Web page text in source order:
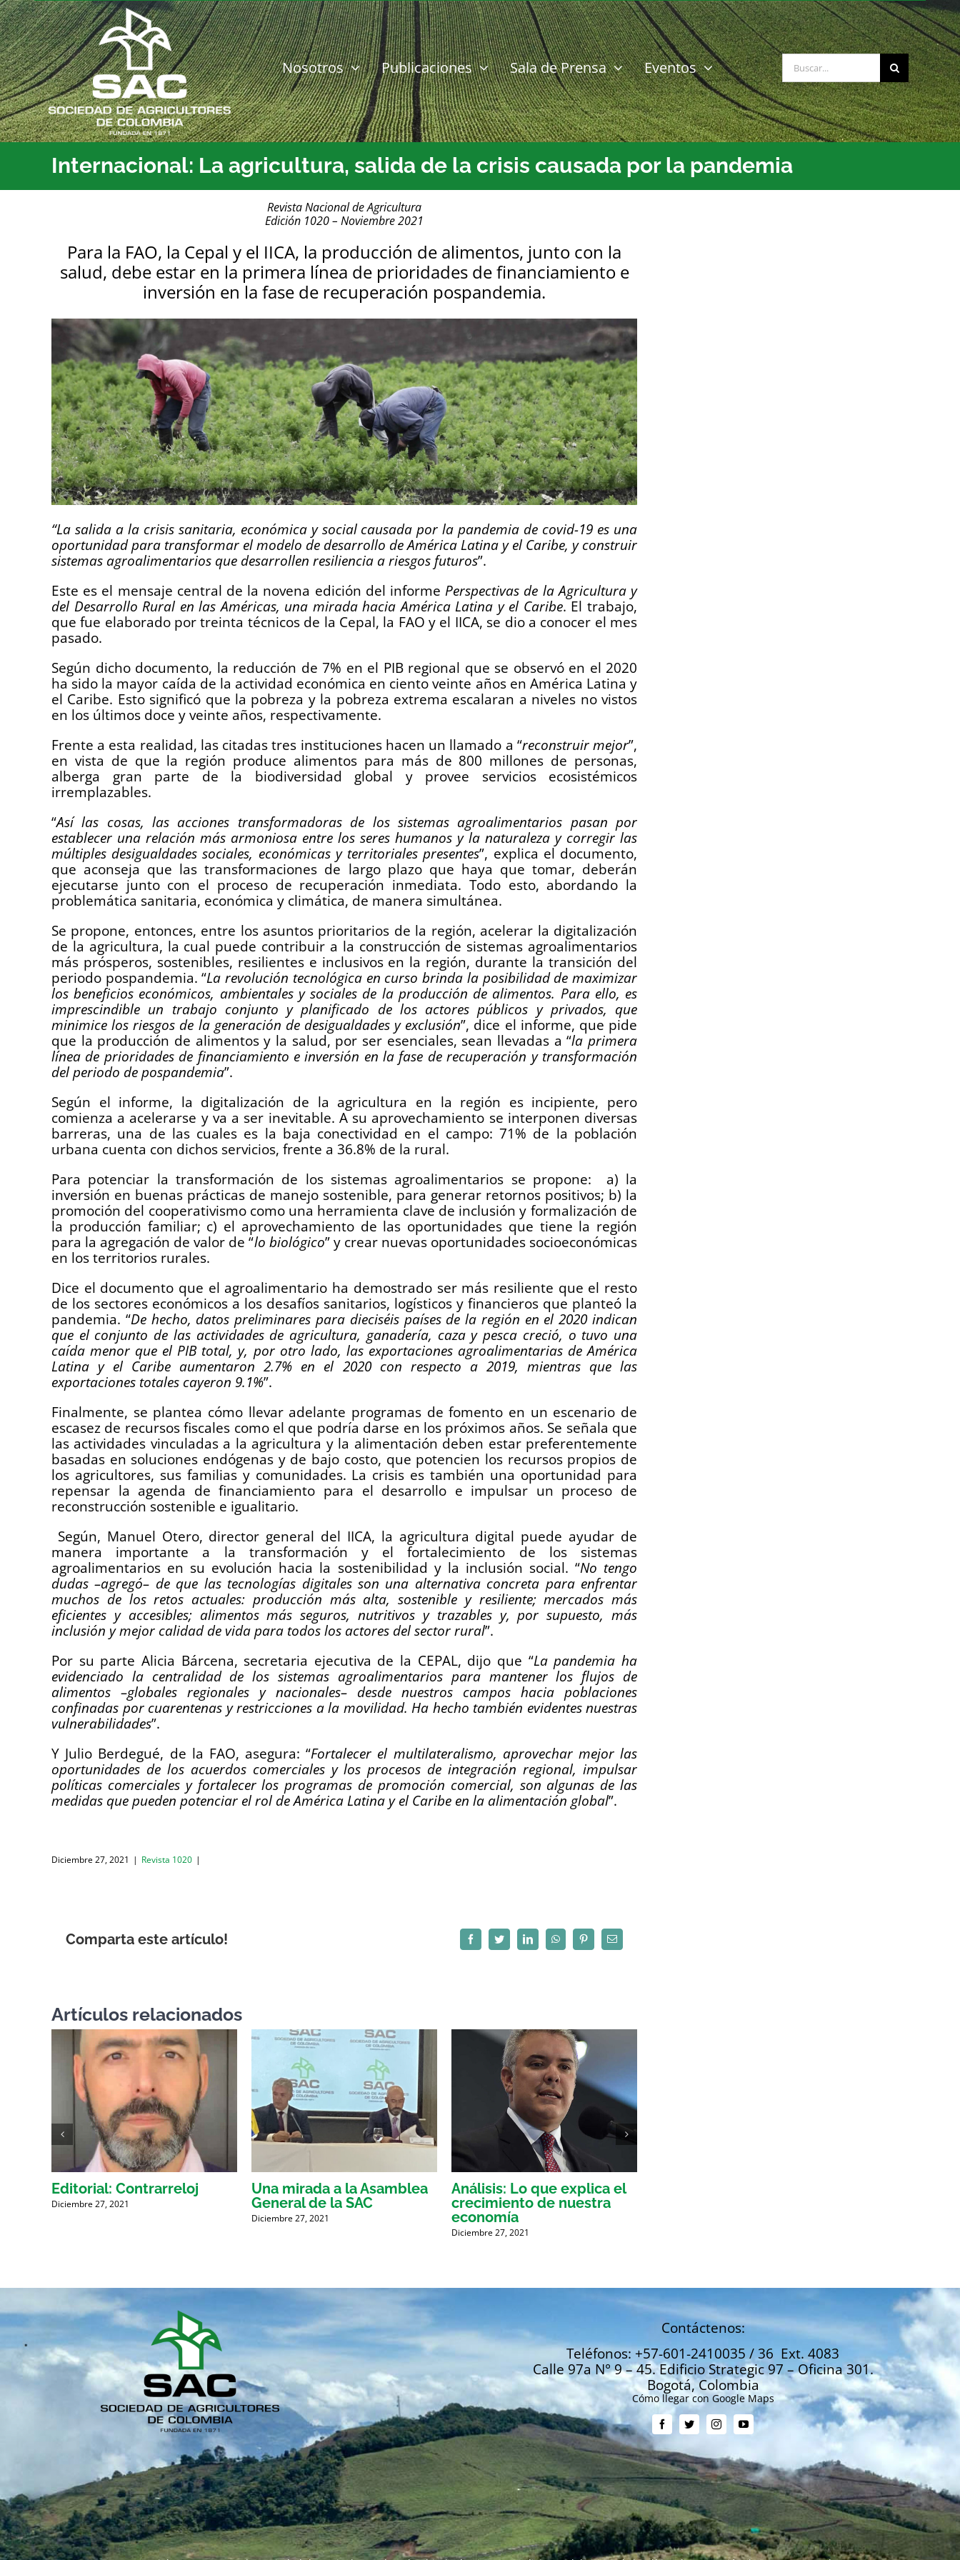
Saltar
al
contenido
Nosotros Publicaciones Sala de Prensa Eventos Buscar:
Internacional: La agricultura, salida de la crisis causada por la pandemia
Revista Nacional de Agricultura
Edición 1020 – Noviembre 2021
Para la FAO, la Cepal y el IICA, la producción de alimentos, junto con la
salud, debe estar en la primera línea de prioridades de financiamiento e
inversión en la fase de recuperación pospandemia.
“La salida a la crisis sanitaria, económica y social causada por la pandemia de covid-19 es una
oportunidad para transformar el modelo de desarrollo de América Latina y el Caribe, y construir
sistemas agroalimentarios que desarrollen resiliencia a riesgos futuros”.
Este es el mensaje central de la novena edición del informe Perspectivas de la Agricultura y
del Desarrollo Rural en las Américas, una mirada hacia América Latina y el Caribe. El trabajo,
que fue elaborado por treinta técnicos de la Cepal, la FAO y el IICA, se dio a conocer el mes
pasado.
Según dicho documento, la reducción de 7% en el PIB regional que se observó en el 2020
ha sido la mayor caída de la actividad económica en ciento veinte años en América Latina y
el Caribe. Esto significó que la pobreza y la pobreza extrema escalaran a niveles no vistos
en los últimos doce y veinte años, respectivamente.
Frente a esta realidad, las citadas tres instituciones hacen un llamado a “reconstruir mejor”,
en vista de que la región produce alimentos para más de 800 millones de personas,
alberga gran parte de la biodiversidad global y provee servicios ecosistémicos
irremplazables.
“Así las cosas, las acciones transformadoras de los sistemas agroalimentarios pasan por
establecer una relación más armoniosa entre los seres humanos y la naturaleza y corregir las
múltiples desigualdades sociales, económicas y territoriales presentes”, explica el documento,
que aconseja que las transformaciones de largo plazo que haya que tomar, deberán
ejecutarse junto con el proceso de recuperación inmediata. Todo esto, abordando la
problemática sanitaria, económica y climática, de manera simultánea.
Se propone, entonces, entre los asuntos prioritarios de la región, acelerar la digitalización
de la agricultura, la cual puede contribuir a la construcción de sistemas agroalimentarios
más prósperos, sostenibles, resilientes e inclusivos en la región, durante la transición del
periodo pospandemia. “La revolución tecnológica en curso brinda la posibilidad de maximizar
los beneficios económicos, ambientales y sociales de la producción de alimentos. Para ello, es
imprescindible un trabajo conjunto y planificado de los actores públicos y privados, que
minimice los riesgos de la generación de desigualdades y exclusión”, dice el informe, que pide
que la producción de alimentos y la salud, por ser esenciales, sean llevadas a “la primera
línea de prioridades de financiamiento e inversión en la fase de recuperación y transformación
del periodo de pospandemia”.
Según el informe, la digitalización de la agricultura en la región es incipiente, pero
comienza a acelerarse y va a ser inevitable. A su aprovechamiento se interponen diversas
barreras, una de las cuales es la baja conectividad en el campo: 71% de la población
urbana cuenta con dichos servicios, frente a 36.8% de la rural.
Para potenciar la transformación de los sistemas agroalimentarios se propone: a) la
inversión en buenas prácticas de manejo sostenible, para generar retornos positivos; b) la
promoción del cooperativismo como una herramienta clave de inclusión y formalización de
la producción familiar; c) el aprovechamiento de las oportunidades que tiene la región
para la agregación de valor de “lo biológico” y crear nuevas oportunidades socioeconómicas
en los territorios rurales.
Dice el documento que el agroalimentario ha demostrado ser más resiliente que el resto
de los sectores económicos a los desafíos sanitarios, logísticos y financieros que planteó la
pandemia. “De hecho, datos preliminares para dieciséis países de la región en el 2020 indican
que el conjunto de las actividades de agricultura, ganadería, caza y pesca creció, o tuvo una
caída menor que el PIB total, y, por otro lado, las exportaciones agroalimentarias de América
Latina y el Caribe aumentaron 2.7% en el 2020 con respecto a 2019, mientras que las
exportaciones totales cayeron 9.1%”.
Finalmente, se plantea cómo llevar adelante programas de fomento en un escenario de
escasez de recursos fiscales como el que podría darse en los próximos años. Se señala que
las actividades vinculadas a la agricultura y la alimentación deben estar preferentemente
basadas en soluciones endógenas y de bajo costo, que potencien los recursos propios de
los agricultores, sus familias y comunidades. La crisis es también una oportunidad para
repensar la agenda de financiamiento para el desarrollo e impulsar un proceso de
reconstrucción sostenible e igualitario.
Según, Manuel Otero, director general del IICA, la agricultura digital puede ayudar de
manera importante a la transformación y el fortalecimiento de los sistemas
agroalimentarios en su evolución hacia la sostenibilidad y la inclusión social. “No tengo
dudas –agregó– de que las tecnologías digitales son una alternativa concreta para enfrentar
muchos de los retos actuales: producción más alta, sostenible y resiliente; mercados más
eficientes y accesibles; alimentos más seguros, nutritivos y trazables y, por supuesto, más
inclusión y mejor calidad de vida para todos los actores del sector rural”.
Por su parte Alicia Bárcena, secretaria ejecutiva de la CEPAL, dijo que “La pandemia ha
evidenciado la centralidad de los sistemas agroalimentarios para mantener los flujos de
alimentos –globales regionales y nacionales– desde nuestros campos hacia poblaciones
confinadas por cuarentenas y restricciones a la movilidad. Ha hecho también evidentes nuestras
vulnerabilidades”.
Y Julio Berdegué, de la FAO, asegura: “Fortalecer el multilateralismo, aprovechar mejor las
oportunidades de los acuerdos comerciales y los procesos de integración regional, impulsar
políticas comerciales y fortalecer los programas de promoción comercial, son algunas de las
medidas que pueden potenciar el rol de América Latina y el Caribe en la alimentación global”.
Diciembre 27, 2021 | Revista 1020 |
Comparta este artículo! FacebookTwitterLinkedInWhatsAppPinterestCorreo
electrónico
Artículos relacionados
Editorial: Contrarreloj
Diciembre 27, 2021
Una mirada a la Asamblea
General de la SAC
Diciembre 27, 2021
Análisis: Lo que explica el
crecimiento de nuestra
economía
Diciembre 27, 2021
Contáctenos:
Teléfonos: +57-601-2410035 / 36 Ext. 4083
Calle 97a N° 9 – 45. Edificio Strategic 97 – Oficina 301.
Bogotá, Colombia
Cómo llegar con Google Maps